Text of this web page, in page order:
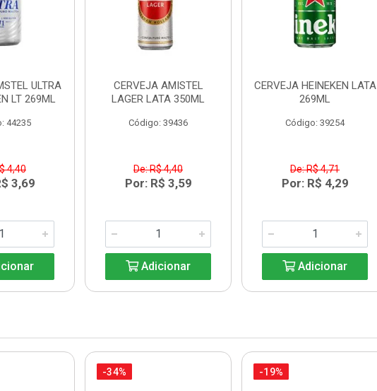
ULTRA
LT 269ML
44235
4,40
3,69
CERVEJA AMISTEL
LAGER LATA 350ML
Código: 39436
De: R$ 4,40
Por: R$ 3,59
Adicionar
CERVEJA HEINEKEN LATA
269ML
Código: 39254
De: R$ 4,71
Por: R$ 4,29
Adicionar
-34% -19%